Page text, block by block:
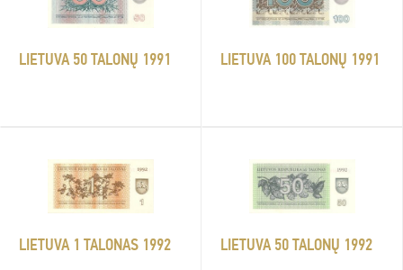
LIETUVA 50 TALONŲ 1991 LIETUVA 100 TALONŲ 1991
LIETUVA 1 TALONAS 1992 LIETUVA 50 TALONŲ 1992